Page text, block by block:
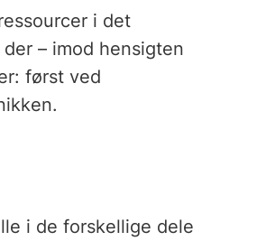
i det
– imod hensigten
først ved
i de forskellige dele